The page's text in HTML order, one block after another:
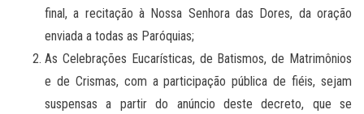
final, a recitação à Nossa Senhora das Dores, da oração
enviada a todas as Paróquias;
As Celebrações Eucarísticas, de Batismos, de Matrimônios
e de Crismas, com a participação pública de fiéis, sejam
suspensas a partir do anúncio deste decreto, que se